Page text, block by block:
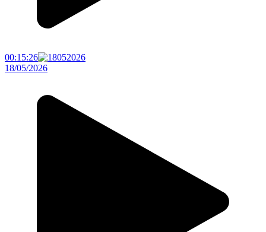
00:15:26
18/05/2026